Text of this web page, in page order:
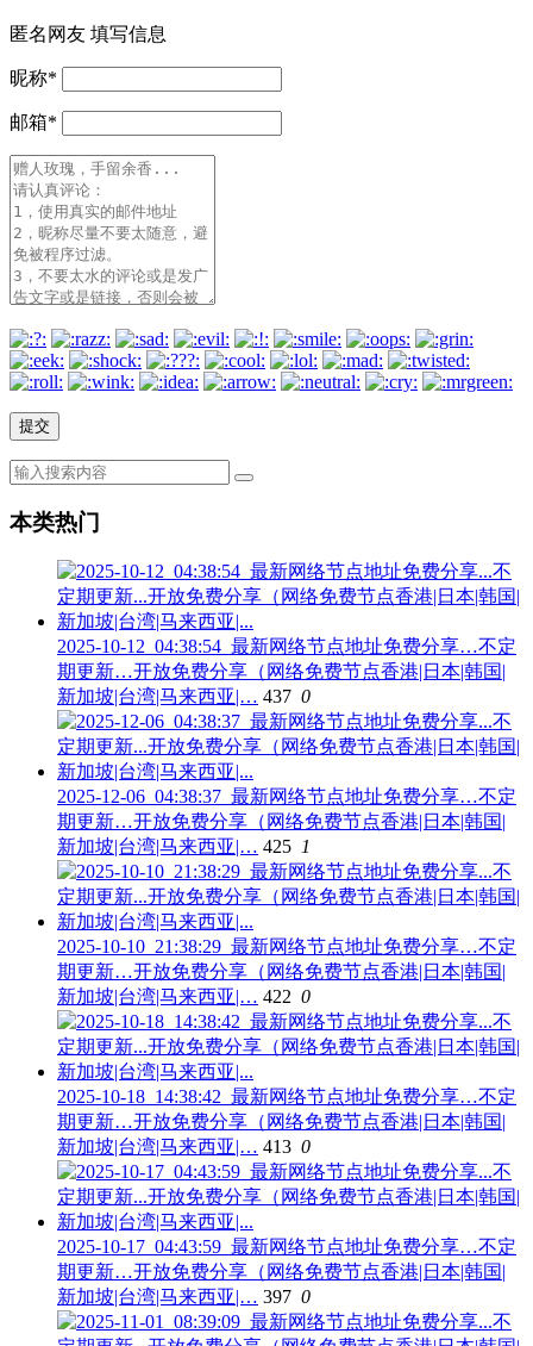
匿名网友 填写信息
昵称*
邮箱*
本类热门
2025-10-12_04:38:54_最新网络节点地址免费分享…不定
期更新…开放免费分享（网络免费节点香港|日本|韩国|
新加坡|台湾|马来西亚|… 437 0
2025-12-06_04:38:37_最新网络节点地址免费分享…不定
期更新…开放免费分享（网络免费节点香港|日本|韩国|
新加坡|台湾|马来西亚|… 425 1
2025-10-10_21:38:29_最新网络节点地址免费分享…不定
期更新…开放免费分享（网络免费节点香港|日本|韩国|
新加坡|台湾|马来西亚|… 422 0
2025-10-18_14:38:42_最新网络节点地址免费分享…不定
期更新…开放免费分享（网络免费节点香港|日本|韩国|
新加坡|台湾|马来西亚|… 413 0
2025-10-17_04:43:59_最新网络节点地址免费分享…不定
期更新…开放免费分享（网络免费节点香港|日本|韩国|
新加坡|台湾|马来西亚|… 397 0